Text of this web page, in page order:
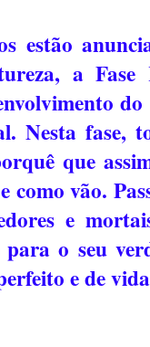
estão
a
Nesta fase,
que
como vão.
e
o seu
e de